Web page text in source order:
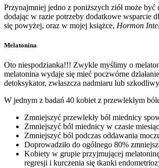
Przynajmniej jedno z poniższych ziół może
dodając w razie potrzeby dodatkowe wsparcie
się powyżej, oraz w mojej książce, Hormon
Melatonina
Oto niespodzianka!!! Zwykle myślimy o
melatonina wydaje się mieć poczwórne
detoksykator, zwłaszcza nadmiaru lub
W jednym z badań 40 kobiet z przewlekłym
Zmniejszyć przewlekły ból miednicy
Zmniejszyć ból miednicy w czasie
Zmniejszyć ból podczas oddawania
Doprowadziło do ogólnego 80%
Kobiety w grupie przyjmującej
regresji i kurczenia się tkanki